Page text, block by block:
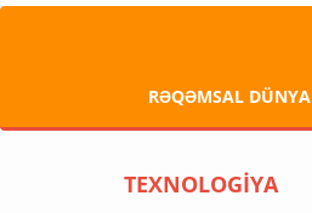
RƏQƏMSAL DÜNYA
TEXNOLOGİYA